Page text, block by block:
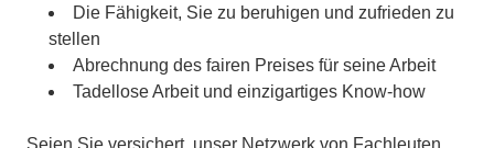
Die Fähigkeit, Sie zu beruhigen und zufrieden zu
stellen
Abrechnung des fairen Preises für seine Arbeit
Tadellose Arbeit und einzigartiges Know-how
Seien Sie versichert, unser Netzwerk von Fachleuten